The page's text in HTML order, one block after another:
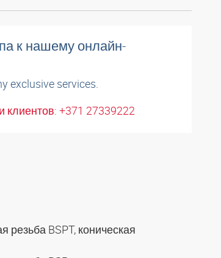
к нашему онлайн-
exclusive services.
+371 27339222
резьба BSPT, коническая